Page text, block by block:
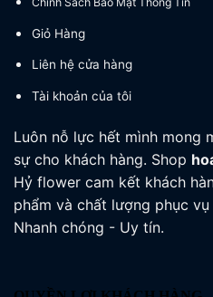
Giỏ Hàng
Liên hệ cửa hàng
Tài khoản của tôi
Luôn nỗ lực hết mình mong
sự cho khách hàng. Shop
Hỷ flower cam kết khách
phẩm và chất lượng phục
Nhanh chóng - Uy tín.